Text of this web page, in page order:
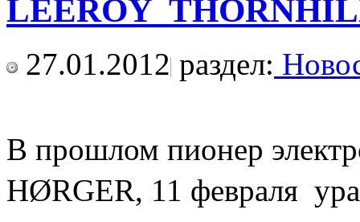
LEEROY
27.01.2012 раздел:
В прошлом пионер
HØRGER, 11 февраля